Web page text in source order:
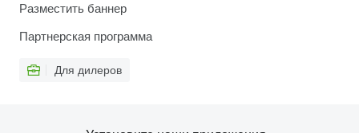
Разместить баннер
Партнерская программа
Для дилеров